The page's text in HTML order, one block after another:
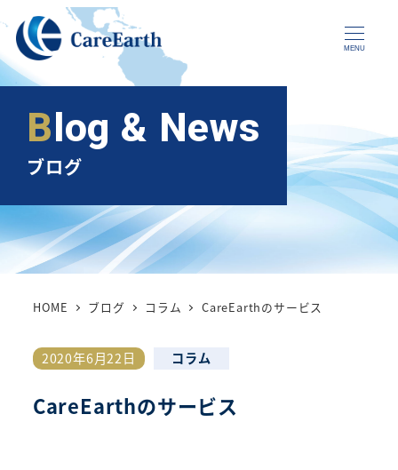
メ
イ
ン
コ
へ
移
動
MENU
Blog & News
ブログ
HOME ブログ コラム CareEarthのサービス
CareEarthのサービス
投稿日
2020年6月22日 カテゴリー
コラム